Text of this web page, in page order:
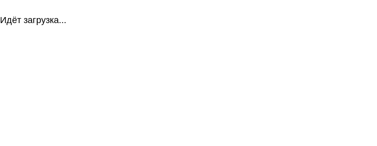
Идёт загрузка...